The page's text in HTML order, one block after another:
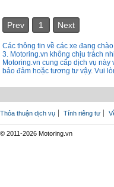
Prev 1 Next
Các thông tin về các xe đang
3. Motoring.vn không chịu trách
Motoring.vn cung cấp dịch vụ
bảo đảm hoặc tương tư vậy. Vui
Thỏa thuận dịch vụ Tính riêng tư
© 2011-2026 Motoring.vn